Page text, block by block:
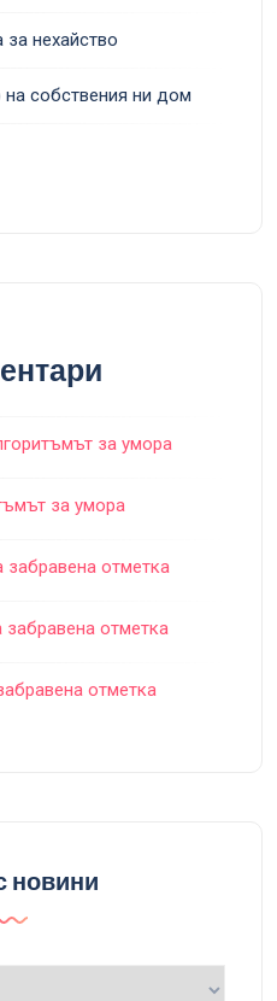
нехайство
на собствения ни дом
за умора
за умора
забравена отметка
забравена отметка
отметка
новини